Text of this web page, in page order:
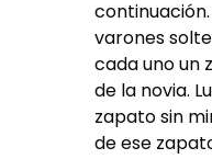
varones
cada uno un
de la novia.
zapato sin
de ese